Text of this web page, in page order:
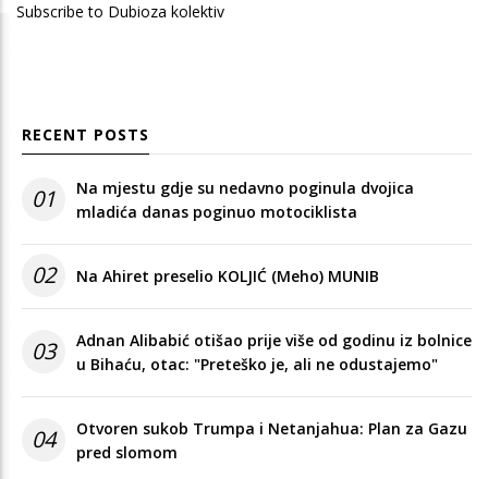
Subscribe to Dubioza kolektiv
RECENT POSTS
01
Na mjestu gdje su nedavno poginula dvojica
mladića danas poginuo motociklista
02 Na Ahiret preselio KOLJIĆ (Meho) MUNIB
03
Adnan Alibabić otišao prije više od godinu iz bolnice
u Bihaću, otac: "Preteško je, ali ne odustajemo"
04
Otvoren sukob Trumpa i Netanjahua: Plan za Gazu
pred slomom